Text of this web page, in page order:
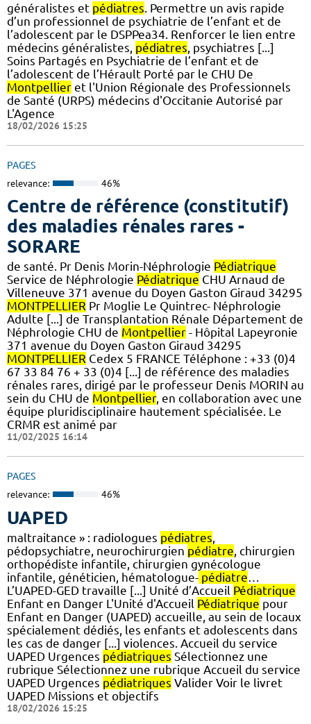
généralistes et pédiatres . Permettre un avis rapide
d’un professionnel de psychiatrie de l’enfant et de
l’adolescent par le DSPPea34. Renforcer le lien entre
médecins généralistes, pédiatres , psychiatres [...]
Soins Partagés en Psychiatrie de l’enfant et de
l’adolescent de l’Hérault Porté par le CHU De
Montpellier et l'Union Régionale des Professionnels
de Santé (URPS) médecins d'Occitanie Autorisé par
L'Agence
18/02/2026 15:25
PAGES
relevance: 46%
Centre de référence (constitutif)
des maladies rénales rares -
SORARE
de santé. Pr Denis Morin-Néphrologie Pédiatrique
Service de Néphrologie Pédiatrique CHU Arnaud de
Villeneuve 371 avenue du Doyen Gaston Giraud 34295
MONTPELLIER Pr Moglie Le Quintrec- Néphrologie
Adulte [...] de Transplantation Rénale Département de
Néphrologie CHU de Montpellier - Hôpital Lapeyronie
371 avenue du Doyen Gaston Giraud 34295
MONTPELLIER Cedex 5 FRANCE Téléphone : +33 (0)4
67 33 84 76 + 33 (0)4 [...] de référence des maladies
rénales rares, dirigé par le professeur Denis MORIN au
sein du CHU de Montpellier, en collaboration avec une
équipe pluridisciplinaire hautement spécialisée. Le
CRMR est animé par
11/02/2025 16:14
PAGES
relevance: 46%
UAPED
maltraitance » : radiologues pédiatres
pédopsychiatre, neurochirurgien pédiatre , chirurgien
orthopédiste infantile, chirurgien gynécologue
infantile, généticien, hématologue- pédiatre
L’UAPED-GED travaille [...] Unité d’Accueil Pédiatrique
Enfant en Danger L'Unité d'Accueil Pédiatrique pour
Enfant en Danger (UAPED) accueille, au sein de locaux
spécialement dédiés, les enfants et adolescents dans
les cas de danger [...] violences. Accueil du service
UAPED Urgences pédiatriques Sélectionnez une
rubrique Sélectionnez une rubrique Accueil du service
UAPED Urgences pédiatriques Valider Voir le livret
UAPED Missions et objectifs
18/02/2026 15:25